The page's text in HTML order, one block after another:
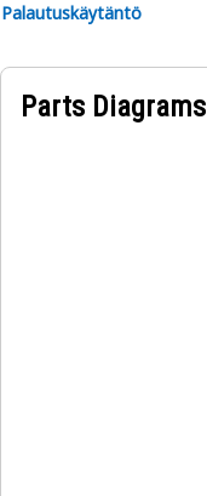
Palautuskäytäntö
Parts Diagrams